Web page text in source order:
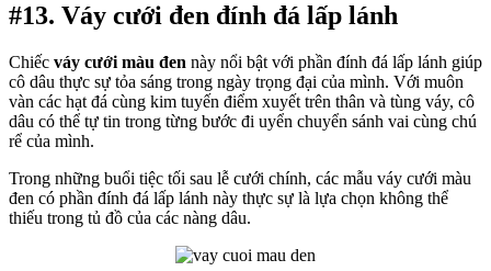
#13. Váy cưới đen đính đá lấp lánh
Chiếc váy cưới màu đen này nổi bật với phần đính đá lấp lánh giúp
cô dâu thực sự tỏa sáng trong ngày trọng đại của mình. Với muôn
vàn các hạt đá cùng kim tuyến điểm xuyết trên thân và tùng váy, cô
dâu có thể tự tin trong từng bước đi uyển chuyển sánh vai cùng chú
rể của mình.
Trong những buổi tiệc tối sau lễ cưới chính, các mẫu váy cưới màu
đen có phần đính đá lấp lánh này thực sự là lựa chọn không thể
thiếu trong tủ đồ của các nàng dâu.